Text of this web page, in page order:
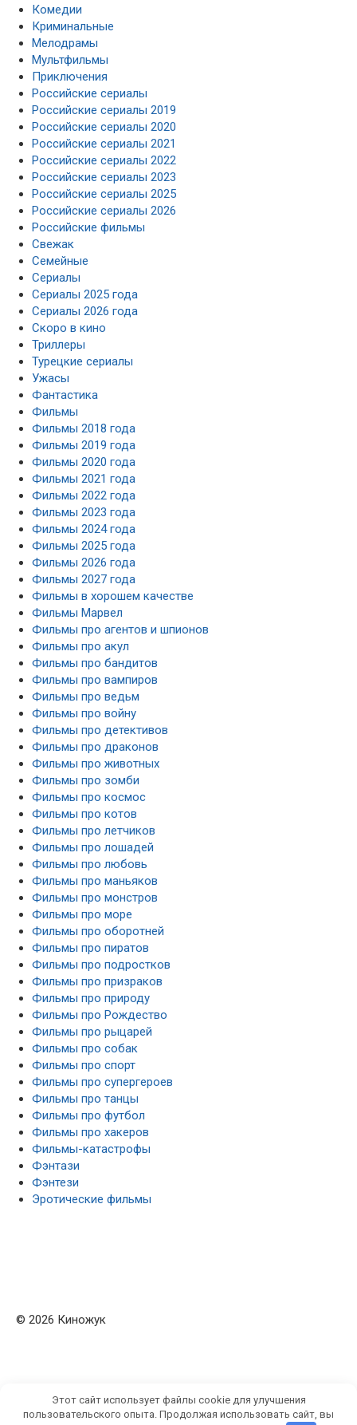
Комедии
Криминальные
Мелодрамы
Мультфильмы
Приключения
Российские сериалы
Российские сериалы 2019
Российские сериалы 2020
Российские сериалы 2021
Российские сериалы 2022
Российские сериалы 2023
Российские сериалы 2025
Российские сериалы 2026
Российские фильмы
Свежак
Семейные
Сериалы
Сериалы 2025 года
Сериалы 2026 года
Скоро в кино
Триллеры
Турецкие сериалы
Ужасы
Фантастика
Фильмы
Фильмы 2018 года
Фильмы 2019 года
Фильмы 2020 года
Фильмы 2021 года
Фильмы 2022 года
Фильмы 2023 года
Фильмы 2024 года
Фильмы 2025 года
Фильмы 2026 года
Фильмы 2027 года
Фильмы в хорошем качестве
Фильмы Марвел
Фильмы про агентов и шпионов
Фильмы про акул
Фильмы про бандитов
Фильмы про вампиров
Фильмы про ведьм
Фильмы про войну
Фильмы про детективов
Фильмы про драконов
Фильмы про животных
Фильмы про зомби
Фильмы про космос
Фильмы про котов
Фильмы про летчиков
Фильмы про лошадей
Фильмы про любовь
Фильмы про маньяков
Фильмы про монстров
Фильмы про море
Фильмы про оборотней
Фильмы про пиратов
Фильмы про подростков
Фильмы про призраков
Фильмы про природу
Фильмы про Рождество
Фильмы про рыцарей
Фильмы про собак
Фильмы про спорт
Фильмы про супергероев
Фильмы про танцы
Фильмы про футбол
Фильмы про хакеров
Фильмы-катастрофы
Фэнтази
Фэнтези
Эротические фильмы
© 2026 Киножук
Этот сайт использует файлы cookie для улучшения
пользовательского опыта. Продолжая использовать сайт, вы